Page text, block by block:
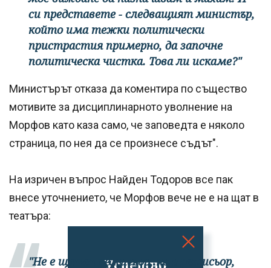
си представете - следващият министър,
който има тежки политически
пристрастия примерно, да започне
политическа чистка. Това ли искаме?"
Министърът отказа да коментира по същество
мотивите за дисциплинарното уволнение на
Морфов като каза само, че заповедта е няколо
страница, по нея да се произнесе съдът".
На изричен въпрос Найден Тодоров все пак
внесе уточнението, че Морфов вече не е на щат в
театъра:
"Не е щатен режисьор, но е режисьор,